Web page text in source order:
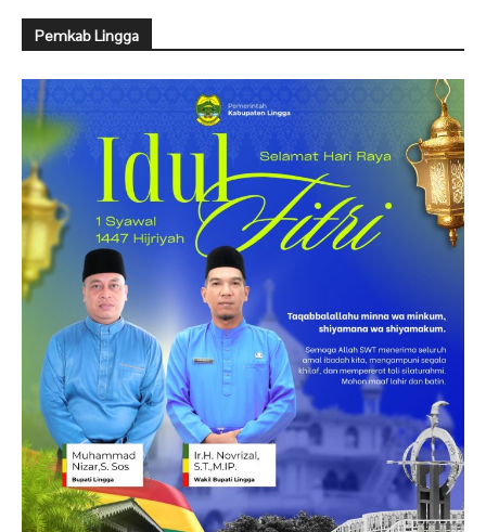
Pemkab Lingga